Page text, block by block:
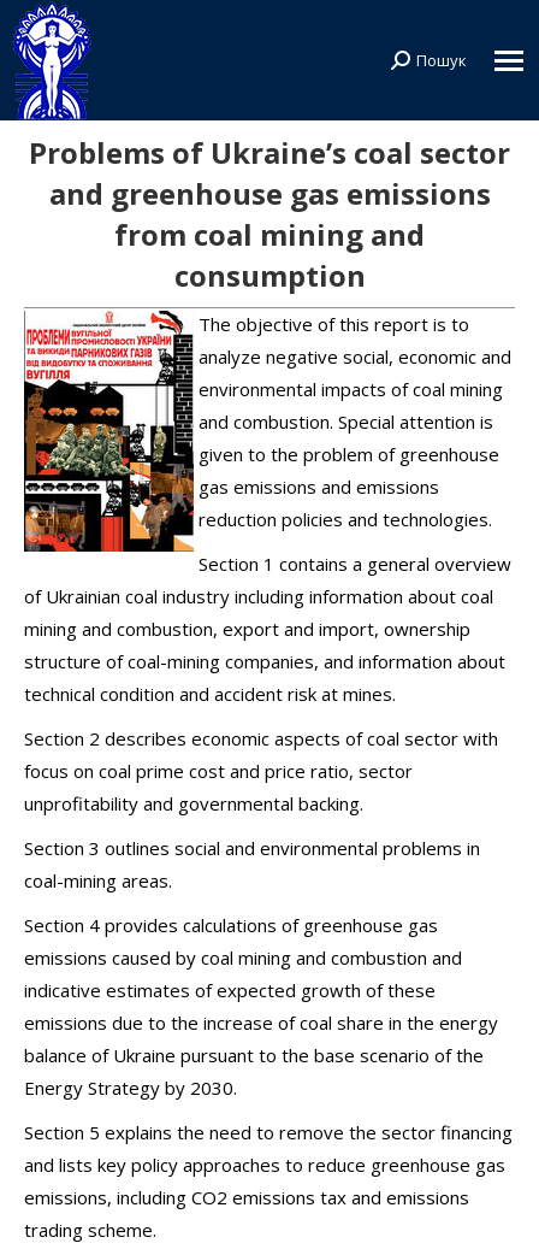
Search:
Пошук
Problems of Ukraine’s coal sector
and greenhouse gas emissions
from coal mining and
consumption
The objective of this report is to
analyze negative social, economic and
environmental impacts of coal mining
and combustion. Special attention is
given to the problem of greenhouse
gas emissions and emissions
reduction policies and technologies.
Section 1 contains a general overview
of Ukrainian coal industry including information about coal
mining and combustion, export and import, ownership
structure of coal-mining companies, and information about
technical condition and accident risk at mines.
Section 2 describes economic aspects of coal sector with
focus on coal prime cost and price ratio, sector
unprofitability and governmental backing.
Section 3 outlines social and environmental problems in
coal-mining areas.
Section 4 provides calculations of greenhouse gas
emissions caused by coal mining and combustion and
indicative estimates of expected growth of these
emissions due to the increase of coal share in the energy
balance of Ukraine pursuant to the base scenario of the
Energy Strategy by 2030.
Section 5 explains the need to remove the sector financing
and lists key policy approaches to reduce greenhouse gas
emissions, including CO2 emissions tax and emissions
trading scheme.